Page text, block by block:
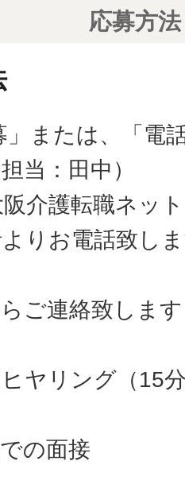
応募方法
」または、「電
当：田中）
介護転職ネッ
りお電話致し
ご連絡致します
ヒヤリング（15
の面接